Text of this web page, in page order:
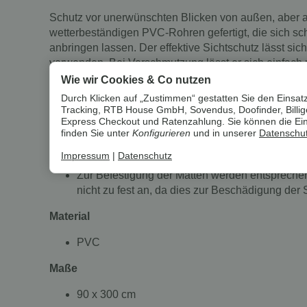
Schutz vor unerwünschten Blicken von außen,
wetterbeständigen PVC-Rohren gefertigt, die sich
anbringen lassen. Der effektive Sichtschutz lässt
verwenden. Bei Verschmutzung lässt er sich
werden.
Montage
Die Sichtschutzmatten müssen an einen
Steht die Sichtschutzmatte zu weit über kann
Zur Befestigung der Matten werden
nicht zu fest an, da dies zur Beschädigung der
Material
PVC
Maße
90 x 300 cm
Wie wir Cookies & Co nutzen
Durch Klicken auf „Zustimmen“ gestatten Sie den
Tracking, RTB House GmbH, Sovendus, Doofinder,
Express Checkout und Ratenzahlung. Sie können die
finden Sie unter Konfigurieren und in unserer
Impressum Datenschutz